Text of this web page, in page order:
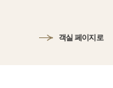
객실 페이지로